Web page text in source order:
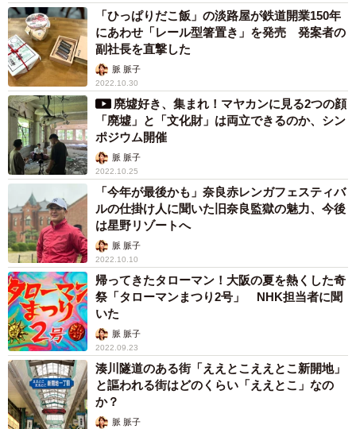
「ひっぱりだこ飯」の淡路屋が鉄道開業150年
にあわせ「レール型箸置き」を発売 発案者の
副社長を直撃した
脈 脈子
2022.10.30
廃墟好き、集まれ！マヤカンに見る2つの顔
「廃墟」と「文化財」は両立できるのか、シン
ポジウム開催
脈 脈子
2022.10.25
「今年が最後かも」奈良赤レンガフェスティバ
ルの仕掛け人に聞いた旧奈良監獄の魅力、今後
は星野リゾートへ
脈 脈子
2022.10.10
帰ってきたタローマン！大阪の夏を熱くした奇
祭「タローマンまつり2号」 NHK担当者に聞
いた
脈 脈子
2022.09.23
湊川隧道のある街「ええとこええとこ新開地」
と謳われる街はどのくらい「ええとこ」なの
か？
脈 脈子